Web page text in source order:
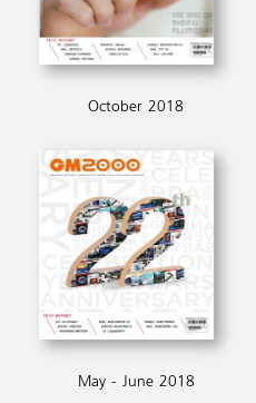
October 2018
May - June 2018